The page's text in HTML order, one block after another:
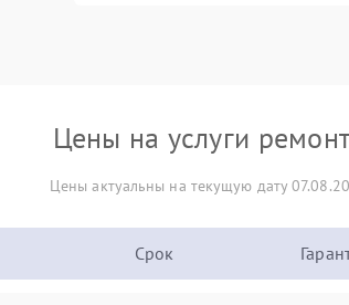
Цены на услуги
Цены актуальны на текущую дату
Срок